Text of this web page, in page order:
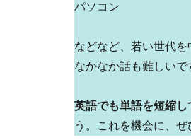
パソコン
などなど、若い世代
なかなか話も難しいで
英語でも単語を短縮
う。これを機会に、ぜ